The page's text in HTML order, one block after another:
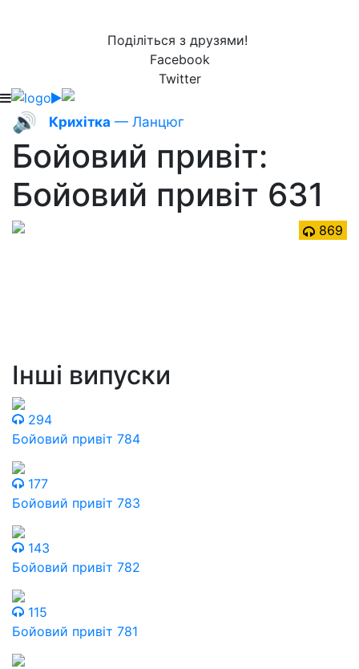
Поділіться з друзями!
Facebook
Twitter
🔊 Крихітка — Ланцюг
Бойовий привіт:
Бойовий привіт 631
869
Інші випуски
294
Бойовий привіт 784
177
Бойовий привіт 783
143
Бойовий привіт 782
115
Бойовий привіт 781